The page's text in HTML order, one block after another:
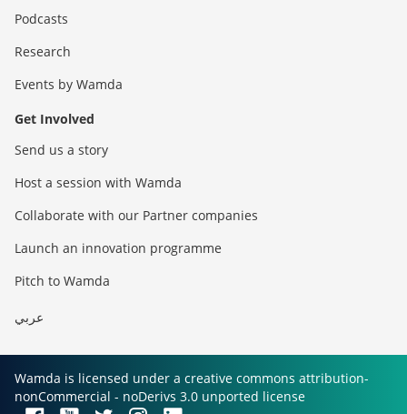
Podcasts
Research
Events by Wamda
Get Involved
Send us a story
Host a session with Wamda
Collaborate with our Partner companies
Launch an innovation programme
Pitch to Wamda
عربي
Wamda is licensed under a creative commons attribution-
nonCommercial - noDerivs 3.0 unported license